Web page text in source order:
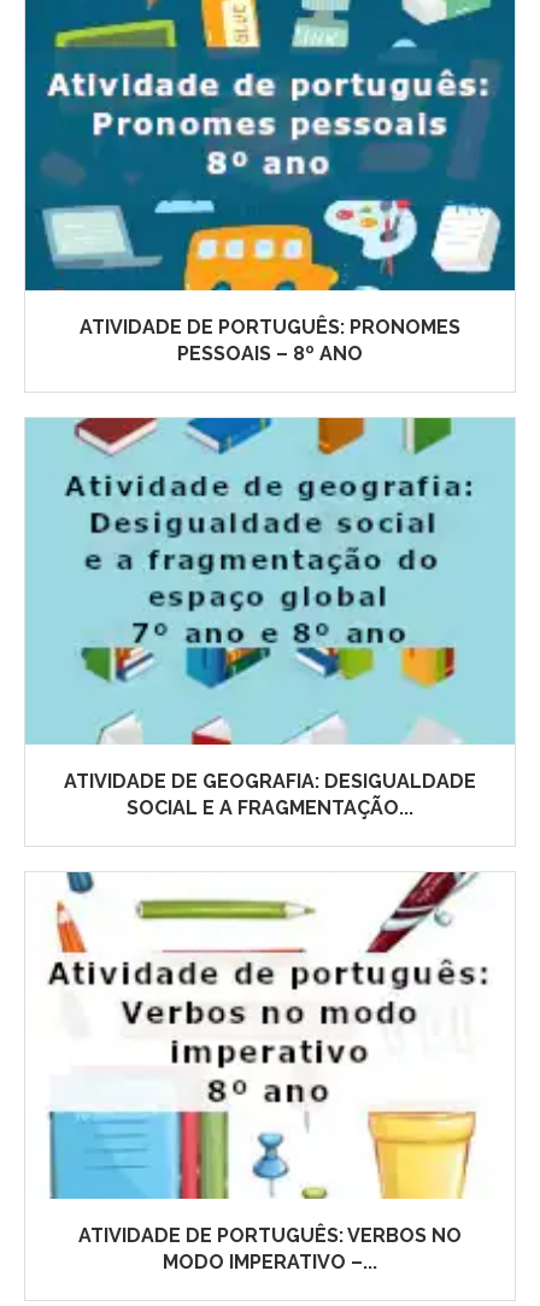
ATIVIDADE DE PORTUGUÊS: PRONOMES
PESSOAIS – 8º ANO
ATIVIDADE DE GEOGRAFIA: DESIGUALDADE
SOCIAL E A FRAGMENTAÇÃO...
ATIVIDADE DE PORTUGUÊS: VERBOS NO
MODO IMPERATIVO –...